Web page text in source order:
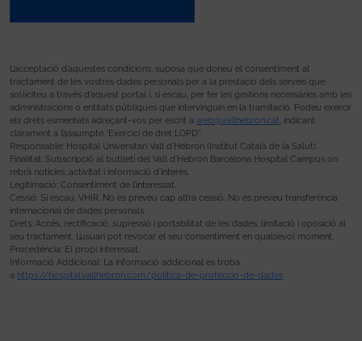
L’acceptació d’aquestes condicions, suposa que doneu el consentiment al
tractament de les vostres dades personals per a la prestació dels serveis que
sol·liciteu a través d’aquest portal i, si escau, per fer les gestions necessàries amb les
administracions o entitats públiques que intervinguin en la tramitació. Podeu exercir
els drets esmentats adreçant-vos per escrit a web@vallhebron.cat, indicant
clarament a l’assumpte “Exercici de dret LOPD”.
Responsable: Hospital Universitari Vall d’Hebron (Institut Català de la Salut).
Finalitat: Subscripció al butlletí del Vall d’Hebron Barcelona Hospital Campus on
rebrà notícies, activitat i informació d’interès.
Legitimació: Consentiment de l’interessat.
Cessió: Si escau, VHIR. No es preveu cap altra cessió. No es preveu transferència
internacional de dades personals.
Drets: Accés, rectificació, supressió i portabilitat de les dades, limitació i oposició al
seu tractament. L’usuari pot revocar el seu consentiment en qualsevol moment.
Procedència: El propi interessat.
Informació Addicional: La informació addicional es troba
a https://hospital.vallhebron.com/politica-de-proteccio-de-dades